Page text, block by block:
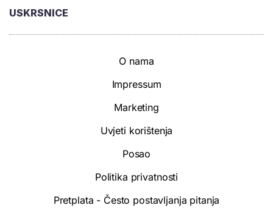
USKRSNICE
O nama
Impressum
Marketing
Uvjeti korištenja
Posao
Politika privatnosti
Pretplata - Često postavljanja pitanja